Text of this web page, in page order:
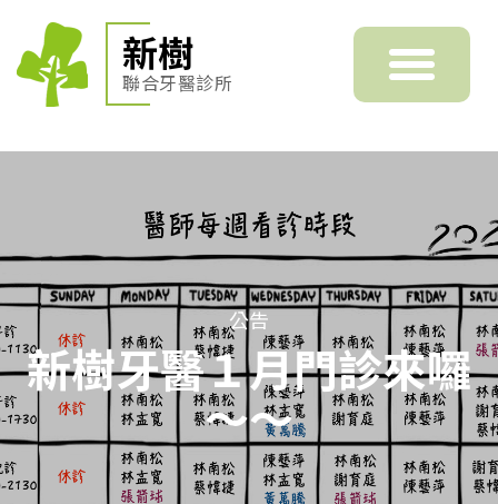
新樹
聯合牙醫診所
公告
新樹牙醫１月門診來囉
～～